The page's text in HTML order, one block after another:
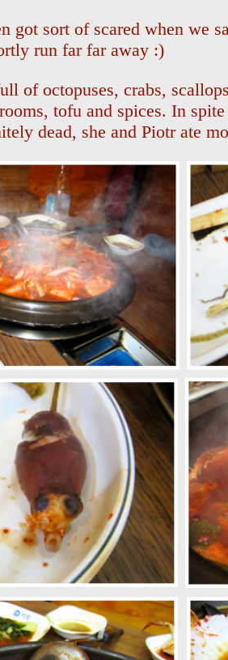
got sort of scared when we
run far far away :)
of octopuses, crabs,
tofu and spices. In
dead, she and Piotr ate